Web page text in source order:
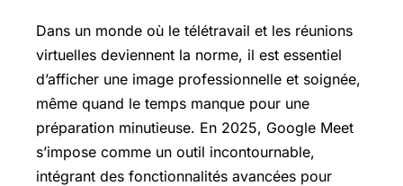
Dans un monde où le télétravail et les réunions
virtuelles deviennent la norme, il est essentiel
d’afficher une image professionnelle et soignée,
même quand le temps manque pour une
préparation minutieuse. En 2025, Google Meet
s’impose comme un outil incontournable,
intégrant des fonctionnalités avancées pour